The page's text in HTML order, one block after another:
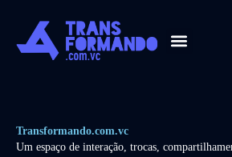
Transformando.com.vc
Um espaço de interação, trocas,